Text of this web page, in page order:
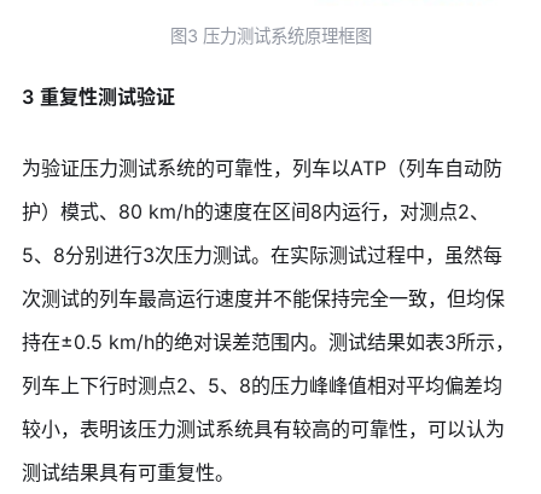
图3 压力测试系统原理框图
3 重复性测试验证
为验证压力测试系统的可靠性，列车以ATP（列车自动防
护）模式、80 km/h的速度在区间8内运行，对测点2、
5、8分别进行3次压力测试。在实际测试过程中，虽然每
次测试的列车最高运行速度并不能保持完全一致，但均保
持在±0.5 km/h的绝对误差范围内。测试结果如表3所示，
列车上下行时测点2、5、8的压力峰峰值相对平均偏差均
较小，表明该压力测试系统具有较高的可靠性，可以认为
测试结果具有可重复性。